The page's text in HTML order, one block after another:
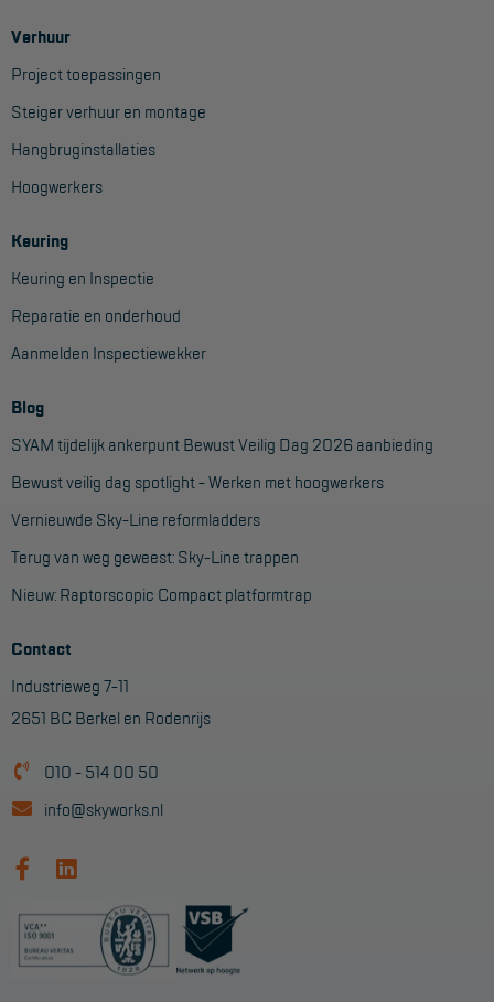
Verhuur
Project toepassingen
Steiger verhuur en montage
Hangbruginstallaties
Hoogwerkers
Keuring
Keuring en Inspectie
Reparatie en onderhoud
Aanmelden Inspectiewekker
Blog
SYAM tijdelijk ankerpunt Bewust Veilig Dag 2026 aanbieding
Bewust veilig dag spotlight - Werken met hoogwerkers
Vernieuwde Sky-Line reformladders
Terug van weg geweest: Sky-Line trappen
Nieuw: Raptorscopic Compact platformtrap
Contact
Industrieweg 7-11
2651 BC Berkel en Rodenrijs
010 - 514 00 50
info@skyworks.nl